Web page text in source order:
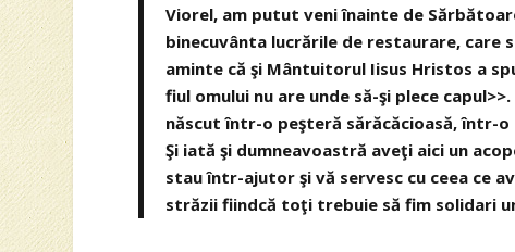
Viorel, am putut veni înainte de
binecuvânta lucrările de restaurare, care
aminte că şi Mântuitorul Iisus Hristos a
fiul omului nu are unde să-şi plece
născut într-o peşteră sărăcăcioasă, într-o
Şi iată şi dumneavoastră aveţi aici un
stau într-ajutor şi vă servesc cu ceea ce
străzii fiindcă toţi trebuie să fim solidari